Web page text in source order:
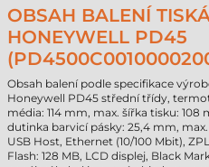
OBSAH BALENÍ
HONEYWELL PD45
Obsah balení podle specifikace
Honeywell PD45 střední třídy,
média: 114 mm, max. šířka tisku:
dutinka barvicí pásky: 25,4 mm,
USB Host, Ethernet (10/100 Mbit),
Flash: 128 MB, LCD displej, Black